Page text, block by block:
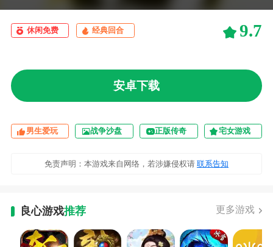
休闲免费 经典回合 9.7
安卓下载
男生爱玩 战争沙盘 正版传奇 宅女游戏
免责声明：本游戏来自网络，若涉嫌侵权请 联系告知
良心游戏推荐 更多游戏